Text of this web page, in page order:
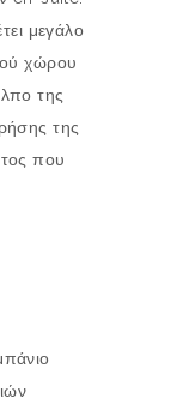
μεγάλο
χώρου
της
της
που